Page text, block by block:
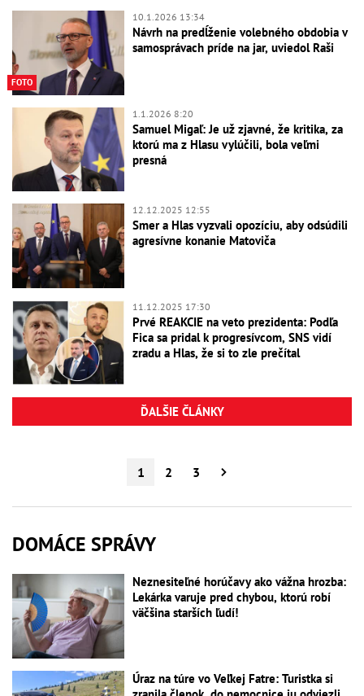
FOTO
10.1.2026 13:34
Návrh na predĺženie volebného obdobia v
samosprávach príde na jar, uviedol Raši
1.1.2026 8:20
Samuel Migaľ: Je už zjavné, že kritika, za
ktorú ma z Hlasu vylúčili, bola veľmi
presná
12.12.2025 12:55
Smer a Hlas vyzvali opozíciu, aby odsúdili
agresívne konanie Matoviča
11.12.2025 17:30
Prvé REAKCIE na veto prezidenta: Podľa
Fica sa pridal k progresívcom, SNS vidí
zradu a Hlas, že si to zle prečítal
ĎALŠIE ČLÁNKY
1 2 3
DOMÁCE SPRÁVY
Neznesiteľné horúčavy ako vážna hrozba:
Lekárka varuje pred chybou, ktorú robí
väčšina starších ľudí!
Úraz na túre vo Veľkej Fatre: Turistka si